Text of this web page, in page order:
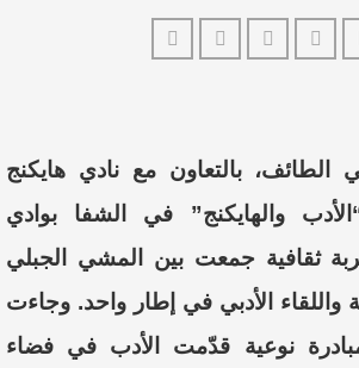
بالتعاون مع نادي هايكنج
والهايكنج” في الشفا بوادي
ثقافية جمعت بين المشي الجبلي
واللقاء الأدبي في إطار واحد. وجاءت
مبادرة نوعية قدّمت الأدب في فضاء